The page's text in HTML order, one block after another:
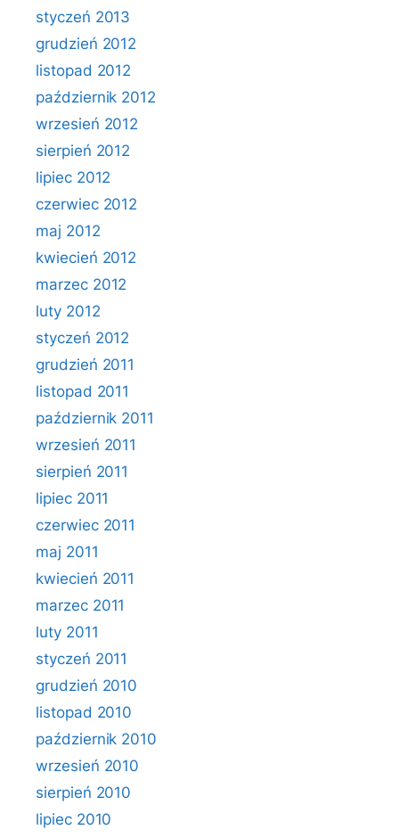
styczeń 2013
grudzień 2012
listopad 2012
październik 2012
wrzesień 2012
sierpień 2012
lipiec 2012
czerwiec 2012
maj 2012
kwiecień 2012
marzec 2012
luty 2012
styczeń 2012
grudzień 2011
listopad 2011
październik 2011
wrzesień 2011
sierpień 2011
lipiec 2011
czerwiec 2011
maj 2011
kwiecień 2011
marzec 2011
luty 2011
styczeń 2011
grudzień 2010
listopad 2010
październik 2010
wrzesień 2010
sierpień 2010
lipiec 2010